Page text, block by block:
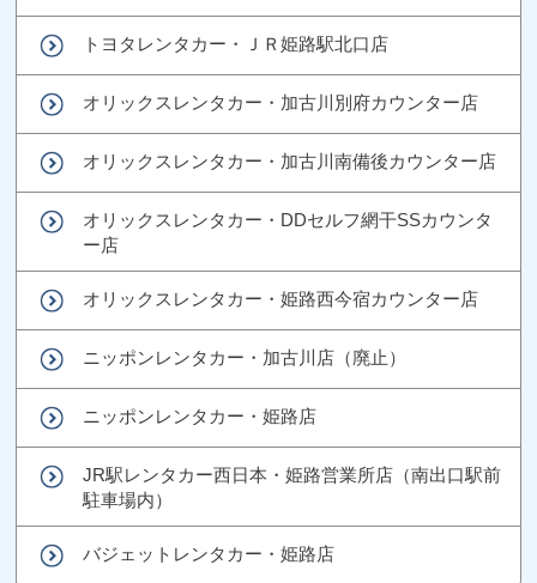
トヨタレンタカー・ＪＲ姫路駅北口店
オリックスレンタカー・加古川別府カウンター店
オリックスレンタカー・加古川南備後カウンター店
オリックスレンタカー・DDセルフ網干SSカウンタ
ー店
オリックスレンタカー・姫路西今宿カウンター店
ニッポンレンタカー・加古川店（廃止）
ニッポンレンタカー・姫路店
JR駅レンタカー西日本・姫路営業所店（南出口駅前
駐車場内）
バジェットレンタカー・姫路店